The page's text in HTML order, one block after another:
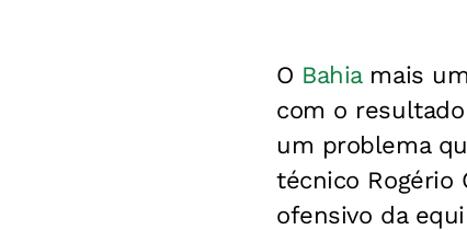
O Bahiamais
com o
um problema
técnico Rogério
ofensivo da